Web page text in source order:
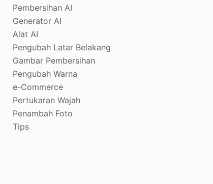
Pembersihan AI
Generator AI
Alat AI
Pengubah Latar Belakang
Gambar Pembersihan
Pengubah Warna
e-Commerce
Pertukaran Wajah
Penambah Foto
Tips